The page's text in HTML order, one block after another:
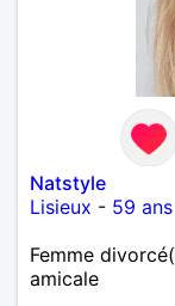
Natstyle
Lisieux - 59 ans
Femme
amicale